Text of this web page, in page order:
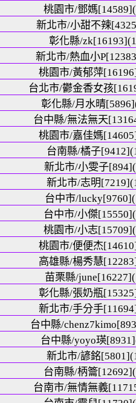
桃園市/鄧媽
新北市/小甜不辣
彰化縣/
新北市/熱血小
桃園市/黃郁萍
台北市/鬱金香女孩
彰化縣/月水晴
台中縣/無法無天
桃園市/嘉佳媽
台南縣/橘子
新北市/小雯子
新北市/志明
台中市/
台中市/小傑
桃園市/小志
桃園市/便便杰
高雄縣/楊秀慧
苗栗縣/
彰化縣/張奶瓶
新北市/手分手
台中縣/
台中縣/yoyo瑛
新北市/諺銘
台南縣/柄籥
台南市/無情無義